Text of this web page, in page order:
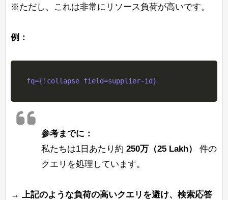
※ただし、これは非常にリソース負荷が高いです。
例：
参考までに：
私たちは1日あたり約 250万（25 Lakh）
件の
クエリを処理しています。
→ 上記のような負荷の高いクエリを避け、検索応答